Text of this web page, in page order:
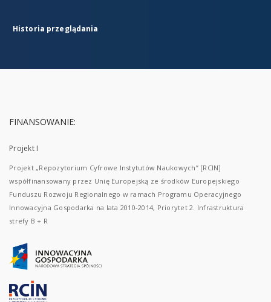
Historia przeglądania
FINANSOWANIE:
Projekt I
Projekt „Repozytorium Cyfrowe Instytutów Naukowych” [RCIN]
współfinansowany przez Unię Europejską ze środków Europejskiego
Funduszu Rozwoju Regionalnego w ramach Programu Operacyjnego
Innowacyjna Gospodarka na lata 2010-2014, Priorytet 2. Infrastruktura
strefy B + R